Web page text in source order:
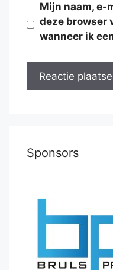
Mijn naam, e-
deze browser
wanneer ik
Sponsors